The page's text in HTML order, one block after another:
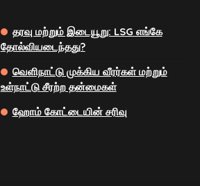
தரவு மற்றும் இடையூறு: LSG எங்கே
தோல்வியடைந்தது?
வெளிநாட்டு முக்கிய வீரர்கள் மற்றும்
உள்நாட்டு சீரற்ற தன்மைகள்
ஹோம் கோட்டையின் சரிவு